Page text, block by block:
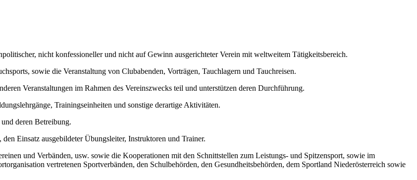
nicht konfessioneller und nicht auf Gewinn ausgerichteter Verein mit weltweitem Tätigkeitsbereich.
sowie die Veranstaltung von Clubabenden, Vorträgen, Tauchlagern und Tauchreisen.
Veranstaltungen im Rahmen des Vereinszwecks teil und unterstützen deren Durchführung.
Trainingseinheiten und sonstige derartige Aktivitäten.
deren Betreibung.
Einsatz ausgebildeter Übungsleiter, Instruktoren und Trainer.
und Verbänden, usw. sowie die Kooperationen mit den Schnittstellen zum Leistungs- und Spitzensport, sowie im
vertretenen Sportverbänden, den Schulbehörden, den Gesundheitsbehörden, dem Sportland Niederösterreich sowie